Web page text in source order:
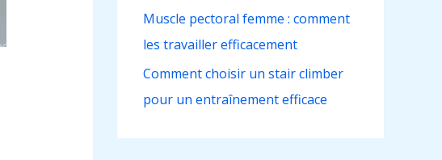
Muscle pectoral femme : comment
les travailler efficacement
Comment choisir un stair climber
pour un entraînement efficace